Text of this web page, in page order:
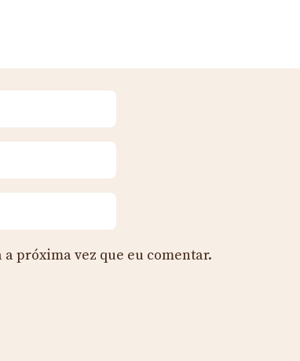
próxima vez que eu comentar.